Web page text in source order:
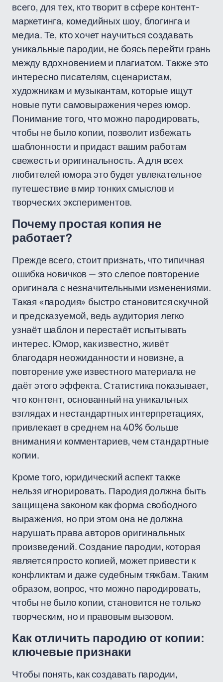
всего, для тех, кто творит в сфере контент-
маркетинга, комедийных шоу, блогинга и
медиа. Те, кто хочет научиться создавать
уникальные пародии, не боясь перейти грань
между вдохновением и плагиатом. Также это
интересно писателям, сценаристам,
художникам и музыкантам, которые ищут
новые пути самовыражения через юмор.
Понимание того, что можно пародировать,
чтобы не было копии, позволит избежать
шаблонности и придаст вашим работам
свежесть и оригинальность. А для всех
любителей юмора это будет увлекательное
путешествие в мир тонких смыслов и
творческих экспериментов.
Почему простая копия не
работает?
Прежде всего, стоит признать, что типичная
ошибка новичков — это слепое повторение
оригинала с незначительными изменениями.
Такая «пародия» быстро становится скучной
и предсказуемой, ведь аудитория легко
узнаёт шаблон и перестаёт испытывать
интерес. Юмор, как известно, живёт
благодаря неожиданности и новизне, а
повторение уже известного материала не
даёт этого эффекта. Статистика показывает,
что контент, основанный на уникальных
взглядах и нестандартных интерпретациях,
привлекает в среднем на 40% больше
внимания и комментариев, чем стандартные
копии.
Кроме того, юридический аспект также
нельзя игнорировать. Пародия должна быть
защищена законом как форма свободного
выражения, но при этом она не должна
нарушать права авторов оригинальных
произведений. Создание пародии, которая
является просто копией, может привести к
конфликтам и даже судебным тяжбам. Таким
образом, вопрос, что можно пародировать,
чтобы не было копии, становится не только
творческим, но и правовым вызовом.
Как отличить пародию от копии:
ключевые признаки
Чтобы понять, как создавать пародии,